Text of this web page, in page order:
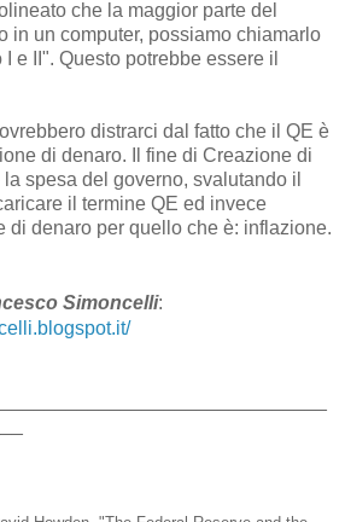
che la maggior parte del
in un computer, possiamo chiamarlo
e II". Questo potrebbe essere il
distrarci dal fatto che il QE è
di denaro. Il fine di Creazione di
spesa del governo, svalutando il
il termine QE ed invece
di denaro per quello che è: inflazione.
Simoncelli: